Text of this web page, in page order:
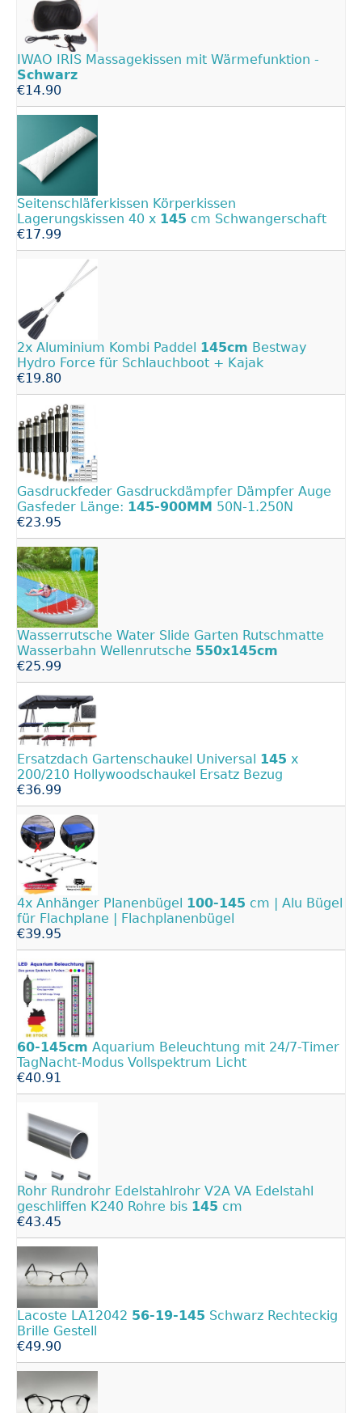
IWAO IRIS Massagekissen mit Wärmefunktion -
Schwarz
€14.90
Seitenschläferkissen Körperkissen
Lagerungskissen 40 x 145 cm Schwangerschaft
€17.99
2x Aluminium Kombi Paddel 145cm Bestway
Hydro Force für Schlauchboot + Kajak
€19.80
Gasdruckfeder Gasdruckdämpfer Dämpfer Auge
Gasfeder Länge: 145-900MM 50N-1.250N
€23.95
Wasserrutsche Water Slide Garten Rutschmatte
Wasserbahn Wellenrutsche 550x145cm
€25.99
Ersatzdach Gartenschaukel Universal 145 x
200/210 Hollywoodschaukel Ersatz Bezug
€36.99
4x Anhänger Planenbügel 100-145 cm | Alu Bügel
für Flachplane | Flachplanenbügel
€39.95
60-145cm Aquarium Beleuchtung mit 24/7-Timer
TagNacht-Modus Vollspektrum Licht
€40.91
Rohr Rundrohr Edelstahlrohr V2A VA Edelstahl
geschliffen K240 Rohre bis 145 cm
€43.45
Lacoste LA12042 56-19-145 Schwarz Rechteckig
Brille Gestell
€49.90